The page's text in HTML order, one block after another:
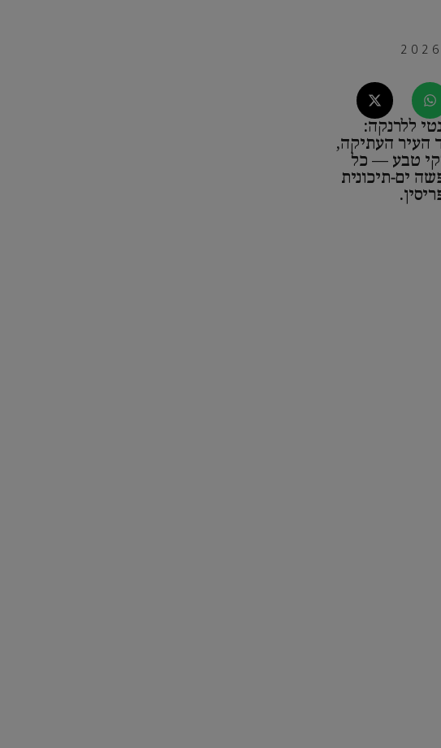
ללרנקה:
העיר העתיקה,
טבע — כל
ים‑תיכונית